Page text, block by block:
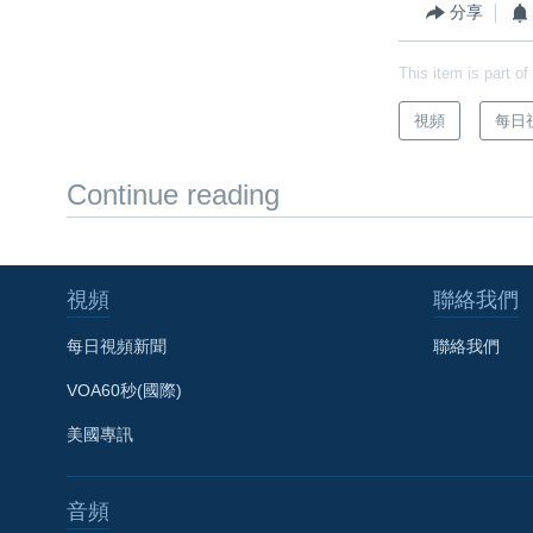
分享
This item is part of
視頻 每日
Continue reading
視頻
每日視頻新聞
VOA60秒(國際)
美國專訊
聯絡我們
聯絡我們
音頻